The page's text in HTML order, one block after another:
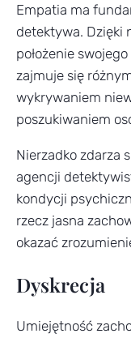
Empatia ma
detektywa. Dzięki
położenie
zajmuje się
wykrywaniem
poszukiwaniem
Nierzadko zdarza
agencji
kondycji
rzecz jasna
okazać
Dyskrecja
Umiejętność